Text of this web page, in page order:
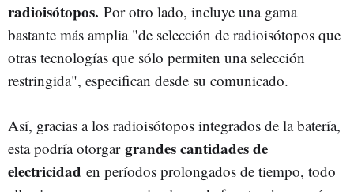
radioisótopos. Por otro lado, incluye una gama
bastante más amplia "de selección de radioisótopos que
otras tecnologías que sólo permiten una selección
restringida", especifican desde su comunicado.
Así, gracias a los radioisótopos integrados de la batería,
esta podría otorgar grandes cantidades de
electricidad en períodos prolongados de tiempo, todo